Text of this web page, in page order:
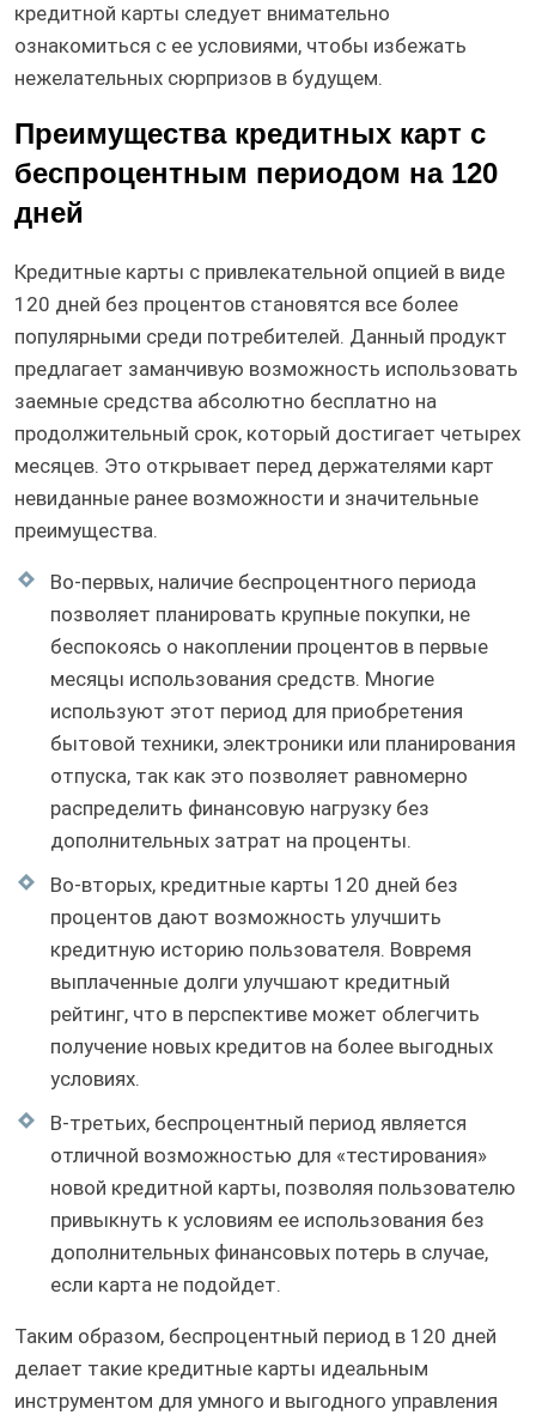
кредитной карты следует внимательно
ознакомиться с ее условиями, чтобы избежать
нежелательных сюрпризов в будущем.
Преимущества кредитных карт с
беспроцентным периодом на 120
дней
Кредитные карты с привлекательной опцией в виде
120 дней без процентов становятся все более
популярными среди потребителей. Данный продукт
предлагает заманчивую возможность использовать
заемные средства абсолютно бесплатно на
продолжительный срок, который достигает четырех
месяцев. Это открывает перед держателями карт
невиданные ранее возможности и значительные
преимущества.
Во-первых, наличие беспроцентного периода
позволяет планировать крупные покупки, не
беспокоясь о накоплении процентов в первые
месяцы использования средств. Многие
используют этот период для приобретения
бытовой техники, электроники или планирования
отпуска, так как это позволяет равномерно
распределить финансовую нагрузку без
дополнительных затрат на проценты.
Во-вторых, кредитные карты 120 дней без
процентов дают возможность улучшить
кредитную историю пользователя. Вовремя
выплаченные долги улучшают кредитный
рейтинг, что в перспективе может облегчить
получение новых кредитов на более выгодных
условиях.
В-третьих, беспроцентный период является
отличной возможностью для «тестирования»
новой кредитной карты, позволяя пользователю
привыкнуть к условиям ее использования без
дополнительных финансовых потерь в случае,
если карта не подойдет.
Таким образом, беспроцентный период в 120 дней
делает такие кредитные карты идеальным
инструментом для умного и выгодного управления